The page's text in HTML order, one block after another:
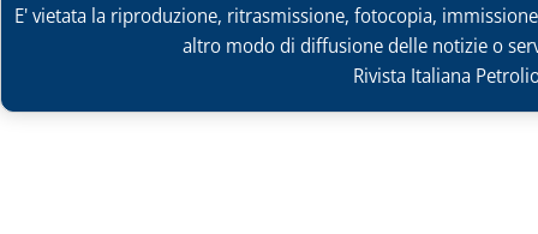
E' vietata la riproduzione, ritrasmissione, fotocopia,
altro modo di diffusione delle notizie o
Rivista Italiana